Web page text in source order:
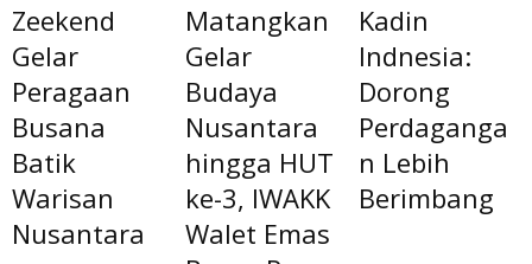
Zeekend
Gelar
Peragaan
Busana
Batik
Warisan
Nusantara
Matangkan
Gelar
Budaya
Nusantara
hingga HUT
ke-3, IWAKK
Walet Emas
Kadin
Indnesia:
Dorong
Perdaganga
n Lebih
Berimbang